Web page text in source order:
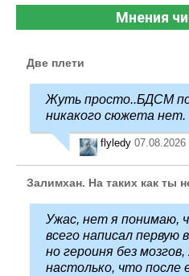
Мнения
Две плети
Жуть просто..БДСМ
никакого сюжета нет.
flyledy 07.08.2026
Залимхан. На таких как ты
Ужас, нет я понимаю,
всего написал первую
но героиня без
настолько, что после